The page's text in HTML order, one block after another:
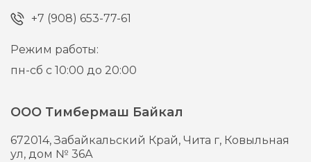
+7 (908) 653-77-61
Режим работы:
пн-сб с 10:00 до 20:00
ООО Тимбермаш Байкал
672014,Забайкальский Край, Чита г, Ковыльная
ул, дом № 36А